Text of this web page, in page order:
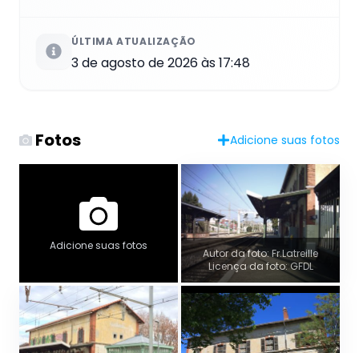
ÚLTIMA ATUALIZAÇÃO
3 de agosto de 2026 às 17:48
Fotos Adicione suas fotos
Adicione suas fotos
Autor da foto: Fr.Latreille
Licença da foto: GFDL